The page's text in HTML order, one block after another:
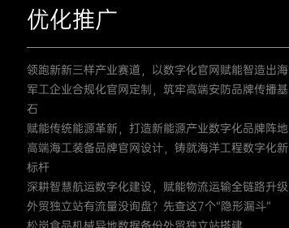
优化推广
领跑新新三样产业赛道，以数字化官网赋能智造出海
军工企业合规化官网定制，筑牢高端安防品牌传播基
石
赋能传统能源革新，打造新能源产业数字化品牌阵地
高端海工装备品牌官网设计，铸就海洋工程数字化新
标杆
深耕智慧航运数字化建设，赋能物流运输全链路升级
外贸独立站有流量没询盘？先查这7个“隐形漏斗”